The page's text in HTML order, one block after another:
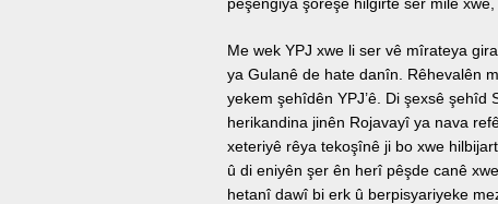
Me wek YPJ xwe li ser vê mîrateya
ya Gulanê de hate danîn. Rêhevalên
yekem şehîdên YPJ’ê. Di şexsê şehîd
herikandina jinên Rojavayî ya nava
xeteriyê rêya tekoşînê ji bo xwe
û di eniyên şer ên herî pêşde canê
hetanî dawî bi erk û berpisyariyeke